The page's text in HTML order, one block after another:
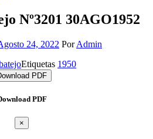
Nº3201 30AGO1952
24, 2022 PorAdmin
Etiquetas 1950
PDF
PDF
×